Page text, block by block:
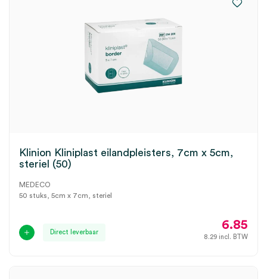
Klinion Kliniplast eilandpleisters, 7cm x 5cm,
steriel (50)
MEDECO
50 stuks, 5cm x 7cm, steriel
Direct leverbaar
6.85
8.29 incl. BTW